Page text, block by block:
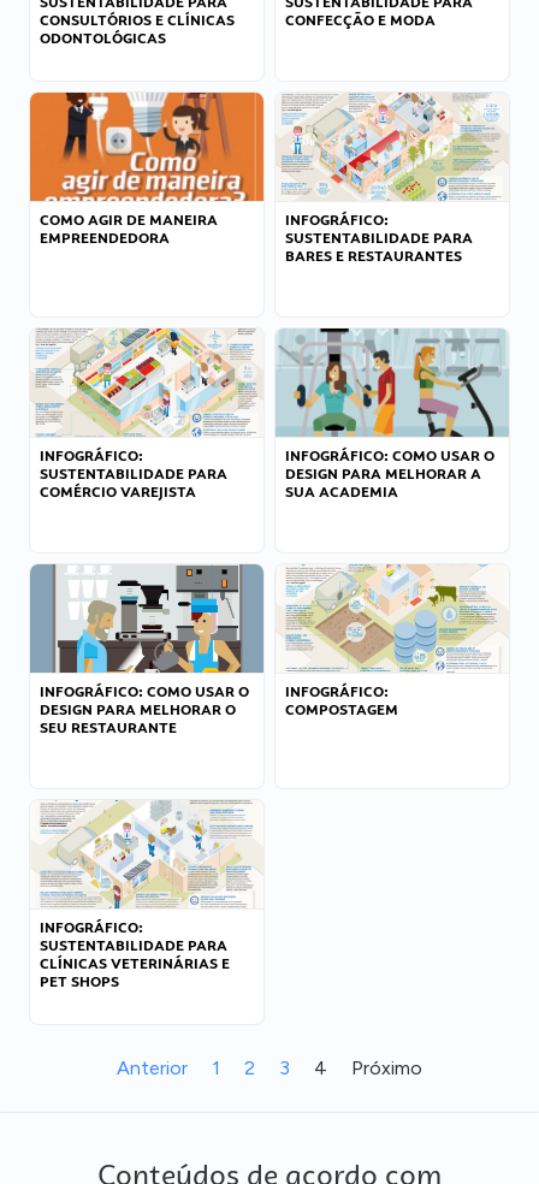
CONSULTÓRIOS E CLÍNICAS
ODONTOLÓGICAS
CONFECÇÃO E MODA
COMO AGIR DE MANEIRA
EMPREENDEDORA
INFOGRÁFICO:
SUSTENTABILIDADE PARA
BARES E RESTAURANTES
INFOGRÁFICO:
SUSTENTABILIDADE PARA
COMÉRCIO VAREJISTA
INFOGRÁFICO: COMO USAR O
DESIGN PARA MELHORAR A
SUA ACADEMIA
INFOGRÁFICO: COMO USAR O
DESIGN PARA MELHORAR O
SEU RESTAURANTE
INFOGRÁFICO:
COMPOSTAGEM
INFOGRÁFICO:
SUSTENTABILIDADE PARA
CLÍNICAS VETERINÁRIAS E
PET SHOPS
Anterior 1 2 3 4 Próximo
Conteúdos de acordo com